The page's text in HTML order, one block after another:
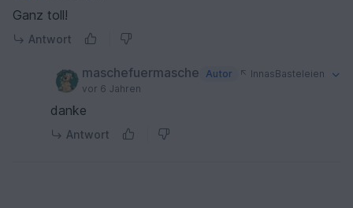
Ganz toll!
Antwort
maschefuermasche Autor
InnasBasteleien
vor 6 Jahren
danke
Antwort